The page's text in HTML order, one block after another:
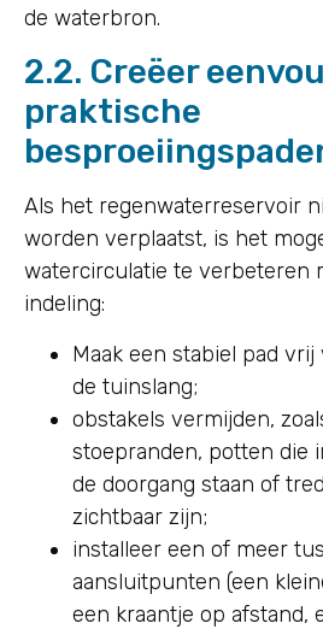
de waterbron.
2.2. Creëer
praktische
Als het regenwaterreservoir
worden verplaatst, is het
watercirculatie te verbeteren
indeling:
Maak een stabiel pad
de tuinslang;
obstakels vermijden,
stoepranden, potten die
de doorgang staan of
zichtbaar zijn;
installeer een of meer
aansluitpunten (een
een kraantje op afstand,